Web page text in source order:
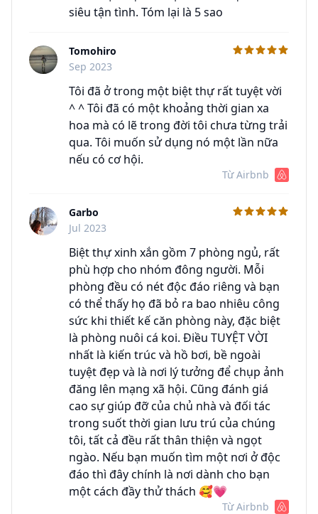
siêu tận tình. Tóm lại là 5 sao
C
Tomohiro
Sep 2023
Tôi đã ở trong một biệt thự rất tuyệt vời
^ ^ Tôi đã có một khoảng thời gian xa
hoa mà có lẽ trong đời tôi chưa từng trải
qua. Tôi muốn sử dụng nó một lần nữa
nếu có cơ hội.
Từ Airbnb
C
Garbo
Jul 2023
Biệt thự xinh xắn gồm 7 phòng ngủ, rất
phù hợp cho nhóm đông người. Mỗi
phòng đều có nét độc đáo riêng và bạn
có thể thấy họ đã bỏ ra bao nhiêu công
sức khi thiết kế căn phòng này, đặc biệt
là phòng nuôi cá koi. Điều TUYỆT VỜI
nhất là kiến trúc và hồ bơi, bề ngoài
tuyệt đẹp và là nơi lý tưởng để chụp ảnh
đăng lên mạng xã hội. Cũng đánh giá
cao sự giúp đỡ của chủ nhà và đối tác
trong suốt thời gian lưu trú của chúng
tôi, tất cả đều rất thân thiện và ngọt
ngào. Nếu bạn muốn tìm một nơi ở độc
đáo thì đây chính là nơi dành cho bạn
một cách đầy thử thách 🥰💗
Từ Airbnb